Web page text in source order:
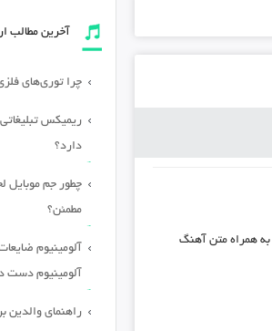
آخرین مطالب
چرا توری‌های
ریمیکس
دارد؟
چطور جم موبایل
مطمئن؟
آلومینیوم
آلومینیوم دست
راهنمای والدین